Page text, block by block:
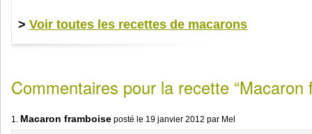
> Voir toutes les recettes de macarons
Commentaires pour la recette “Macaron
1. Macaron framboise posté le 19 janvier 2012 par Mel